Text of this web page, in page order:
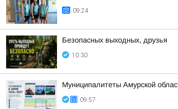
09:24
Безопасных выходных, друзья
10:30
Муниципалитеты Амурской
09:57